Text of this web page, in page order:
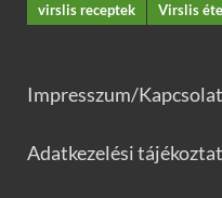
virslis receptek
Virslis
Impresszum/Kapcsolat
Adatkezelési